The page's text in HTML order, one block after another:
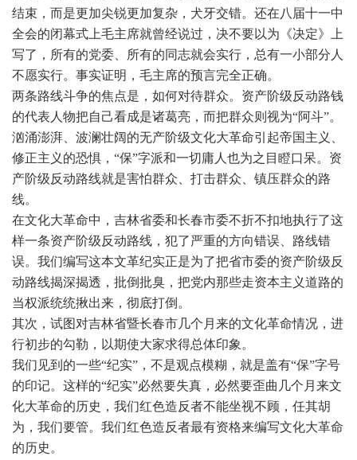
结束，而是更加尖锐更加复杂，犬牙交错。还在八届十一中
全会的闭幕式上毛主席就曾经说过，决不要以为《决定》上
写了，所有的党委、所有的同志就会实行，总有一小部分人
不愿实行。事实证明，毛主席的预言完全正确。
两条路线斗争的焦点是，如何对待群众。资产阶级反动路钱
的代表人物把自己看成是诸葛亮，而把群众则视为“阿斗”。
汹涌澎湃、波澜壮阔的无产阶级文化大革命引起帝国主义、
修正主义的恐惧，“保”字派和一切庸人也为之目瞪口呆。资
产阶级反动路线就是害怕群众、打击群众、镇压群众的路
线。
在文化大革命中，吉林省委和长春市委不折不扣地执行了这
样一条资产阶级反动路线，犯了严重的方向错误、路线错
误。我们编写这本文革纪实正是为了把省市委的资产阶级反
动路线揭深揭透，批倒批臭，把党内那些走资本主义道路的
当权派统统揪出来，彻底打倒。
其次，试图对吉林省暨长春市几个月来的文化革命情况，进
行初步的勾勒，以期使大家求得总体印象。
我们见到的一些“纪实”，不是观点模糊，就是盖有“保”字号
的印记。这样的“纪实”必然要失真，必然要歪曲几个月来文
化大革命的历史，我们红色造反者不能坐视不顾，任其胡
为，我们要管。我们红色造反者最有资格来编写文化大革命
的历史。